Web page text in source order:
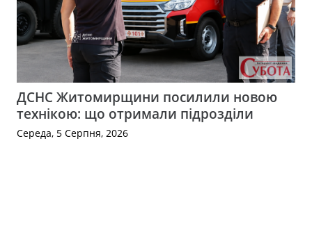
ДСНС Житомирщини посилили новою
технікою: що отримали підрозділи
Середа, 5 Серпня, 2026